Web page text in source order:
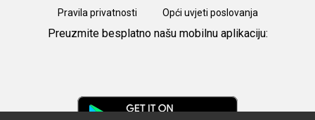
Pravila privatnosti Opći uvjeti poslovanja
Preuzmite besplatno našu mobilnu aplikaciju: